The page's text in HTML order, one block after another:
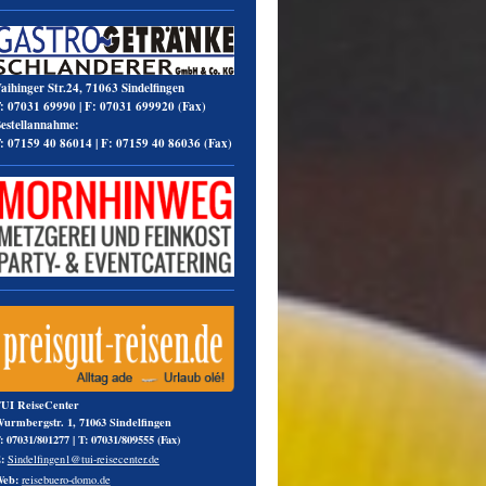
Str.24, 71063 Sindelfingen
07031 69990| F: 07031 699920 (Fax)
07159 40 86014|F: 07159 40 86036 (Fax)
ReiseCenter
1, 71063 Sindelfingen
07031/801277|T:07031/809555 (Fax)
Sindelfingen1@tui-reisecenter.de
reisebuero-domo.de